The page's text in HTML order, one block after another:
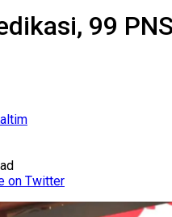
99
on Twitter